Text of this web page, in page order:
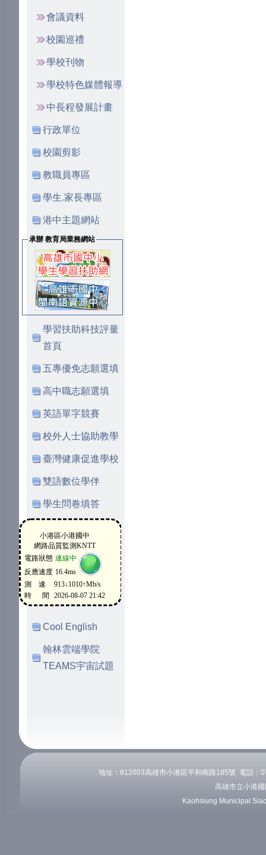
會議資料
校園巡禮
學校刊物
學校特色媒體報導
中長程發展計畫
行政單位
校園剪影
教職員專區
學生.家長專區
港中主題網站
承辦 教育局業務網站
學習扶助科技評量
首頁
五專優免志願選填
高中職志願選填
英語單字競賽
校外人士協助教學
臺灣健康促進學校
雙語數位學伴
學生問卷填答
Cool English
翰林雲端學院
TEAMS宇宙試題
:::
地址：812003高雄市小港區平和南路185號 電話
高雄市立小港
Kaohsiung Municipal